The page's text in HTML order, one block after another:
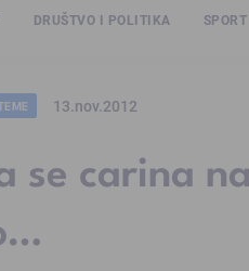
DRUŠTVO I POLITIKA SPORT
13.nov.2012
se carina